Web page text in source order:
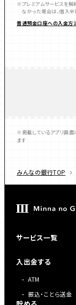
プレミアムサービスを
なかった場合は、借入
普通預金口座への入金方
※掲載しているアプリ画
ます
みんなの銀行TOP
サービス一覧
入出金する
ATM
振込・ことら送金